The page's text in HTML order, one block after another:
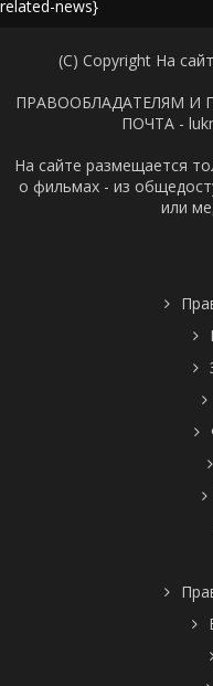
news}
(C) Copyright На
ПРАВООБЛАДАТЕЛЯМ И
ПОЧТА -
На сайте размещается
о фильмах - из
или